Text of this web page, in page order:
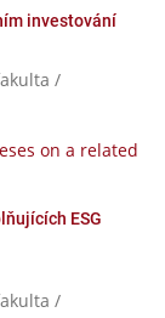
investování
/
on a related
ESG
/